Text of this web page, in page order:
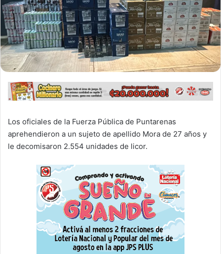
Los oficiales de la Fuerza Pública de Puntarenas
aprehendieron a un sujeto de apellido Mora de 27 años y
le decomisaron 2.554 unidades de licor.